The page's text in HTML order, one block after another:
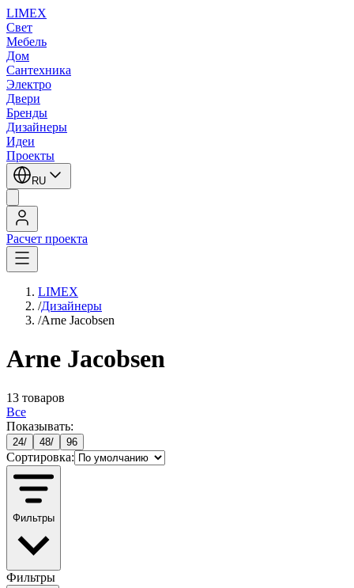
LIMEX
Свет
Мебель
Дом
Сантехника
Электро
Двери
Бренды
Дизайнеры
Идеи
Проекты
RU
Расчет проекта
LIMEX
/Дизайнеры
/Arne Jacobsen
Arne Jacobsen
13 товаров
Все
Показывать:
24/ 48/ 96
Сортировка:
Фильтры
Фильтры